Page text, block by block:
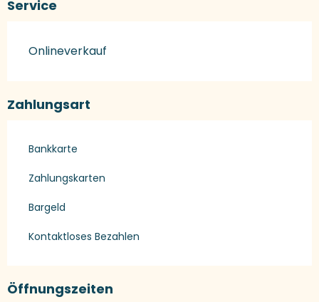
Service
Onlineverkauf
Zahlungsart
Bankkarte
Zahlungskarten
Bargeld
Kontaktloses Bezahlen
Öffnungszeiten